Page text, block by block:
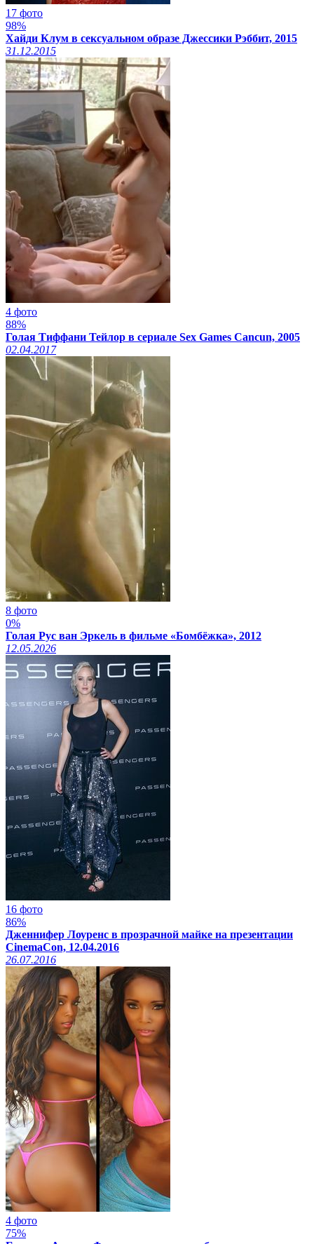
17 фото
98%
Хайди Клум в сексуальном образе Джессики Рэббит, 2015
31.12.2015
4 фото
88%
Голая Тиффани Тейлор в сериале Sex Games Cancun, 2005
02.04.2017
8 фото
0%
Голая Рус ван Эркель в фильме «Бомбёжка», 2012
12.05.2026
16 фото
86%
Дженнифер Лоуренс в прозрачной майке на презентации
CinemaCon, 12.04.2016
26.07.2016
4 фото
75%